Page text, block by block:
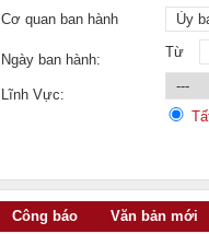
Cơ quan ban hành
Ngày ban hành: Từ
Lĩnh Vực:
Công báo Văn bản mới